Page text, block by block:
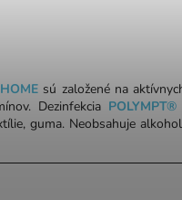
sú založené na
Dezinfekcia
guma. Neobsahuje